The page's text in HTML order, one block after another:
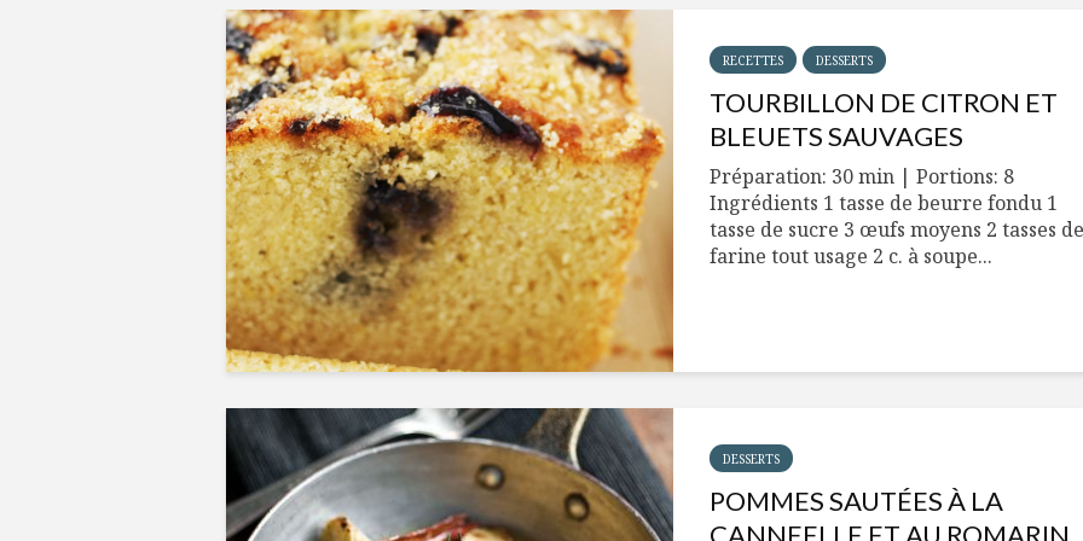
RECETTES DESSERTS
TOURBILLON DE CITRON ET
BLEUETS SAUVAGES
Préparation: 30 min | Portions: 8
Ingrédients 1 tasse de beurre fondu 1
tasse de sucre 3 œufs moyens 2 tasses de
farine tout usage 2 c. à soupe...
DESSERTS
POMMES SAUTÉES À LA
CANNEELLE ET AU ROMARIN